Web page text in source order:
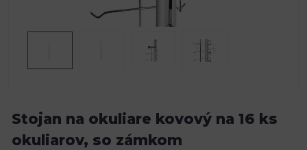
Stojan na okuliare kovový na 16 ks
okuliarov, so zámkom